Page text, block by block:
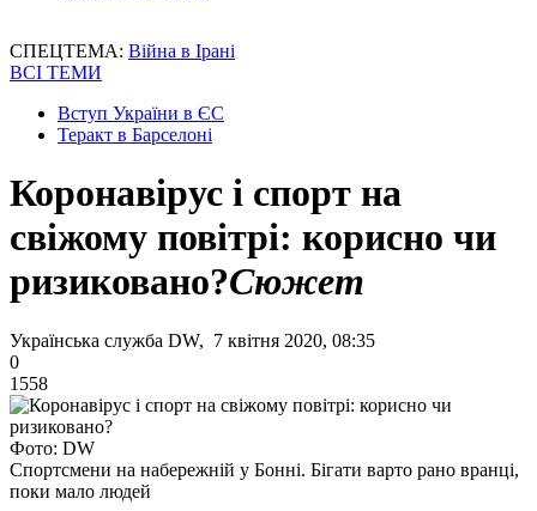
СПЕЦТЕМА: Війна в Ірані
ВСІ ТЕМИ
Вступ України в ЄС
Теракт в Барселоні
Коронавірус і спорт на
свіжому повітрі: корисно чи
ризиковано?Сюжет
Українська служба DW, 7 квітня 2020, 08:35
0
1558
Фото: DW
Спортсмени на набережній у Бонні. Бігати варто рано вранці,
поки мало людей